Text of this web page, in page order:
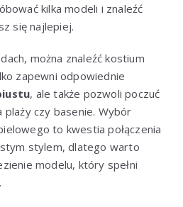
kilka modeli i znaleźć
się najlepiej.
można znaleźć kostium
zapewni odpowiednie
, ale także pozwoli poczuć
czy basenie. Wybór
to kwestia połączenia
stylem, dlatego warto
modelu, który spełni